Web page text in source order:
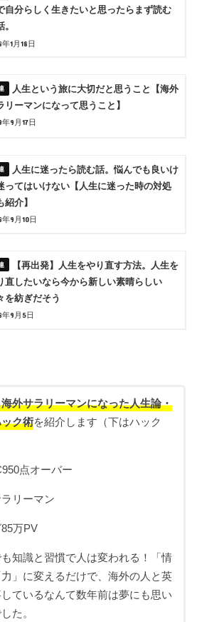
自分らしく生きたいと思ったらまず読む
。
年1月18日
人生という旅に大切だと思うこと【海外
リーマンになって思うこと】
年9月17日
人生に迷ったら読む話。悩んでも良いけ
ってはいけない【人生に迷った時の対処
紹介】
年9月10日
【再出発】人生をやり直す方法。人生を
直したいなら今から新しい素晴らしい
を紡ぎだそう
年9月5日
外サラリーマンになった人生論・
ク術を紹介します（下はハック
点オーバー
ラリーマン
85万PV
知識と習慣で人は変われる！「情
」に変えるだけで、海外の人と英
ているなんて数年前は夢にも思い
た。